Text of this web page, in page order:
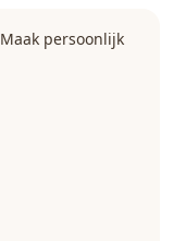
Maak persoonlijk